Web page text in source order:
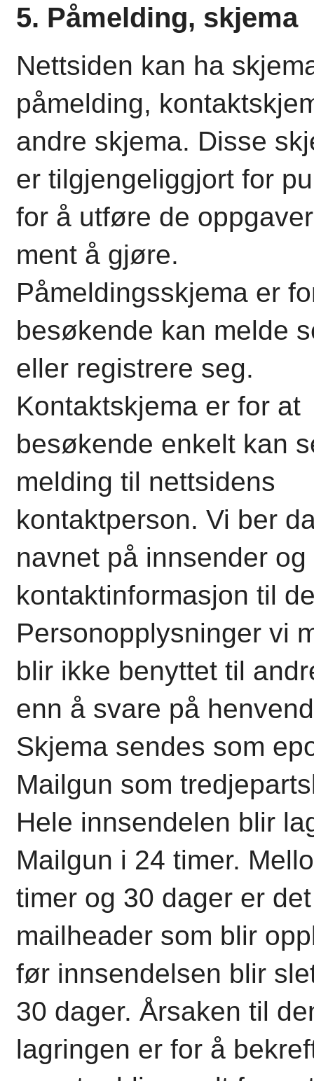
5. Påmelding, skjema
Nettsiden kan ha
påmelding,
andre skjema. Disse
er tilgjengeliggjort for
for å utføre de
ment å gjøre.
Påmeldingsskjema er
besøkende kan melde
eller registrere seg.
Kontaktskjema er for at
besøkende enkelt kan
melding til nettsidens
kontaktperson. Vi ber
navnet på innsender og
kontaktinformasjon til
Personopplysninger vi
blir ikke benyttet til
enn å svare på
Skjema sendes som
Mailgun som
Hele innsendelen blir
Mailgun i 24 timer.
timer og 30 dager er
mailheader som blir
før innsendelsen blir
30 dager. Årsaken til
lagringen er for å